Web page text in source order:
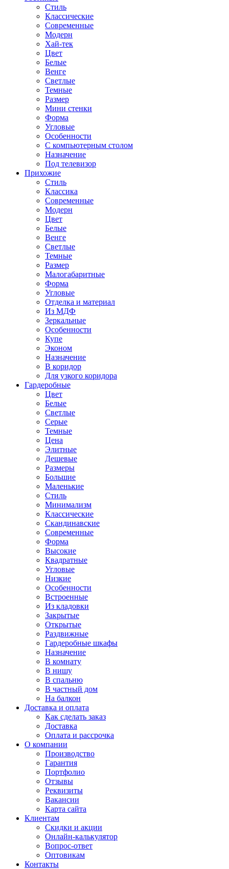
Стиль
Классические
Современные
Модерн
Хай-тек
Цвет
Белые
Венге
Светлые
Темные
Размер
Мини стенки
Форма
Угловые
Особенности
С компьютерным столом
Назначение
Под телевизор
Прихожие
Стиль
Классика
Современные
Модерн
Цвет
Белые
Венге
Светлые
Темные
Размер
Малогабаритные
Форма
Угловые
Отделка и материал
Из МДФ
Зеркальные
Особенности
Купе
Эконом
Назначение
В коридор
Для узкого коридора
Гардеробные
Цвет
Белые
Светлые
Серые
Темные
Цена
Элитные
Дешевые
Размеры
Большие
Маленькие
Стиль
Минимализм
Классические
Скандинавские
Современные
Форма
Высокие
Квадратные
Угловые
Низкие
Особенности
Встроенные
Из кладовки
Закрытые
Открытые
Раздвижные
Гардеробные шкафы
Назначение
В комнату
В нишу
В спальню
В частный дом
На балкон
Доставка и оплата
Как сделать заказ
Доставка
Оплата и рассрочка
О компании
Производство
Гарантия
Портфолио
Отзывы
Реквизиты
Вакансии
Карта сайта
Клиентам
Скидки и акции
Онлайн-калькулятор
Вопрос-ответ
Оптовикам
Контакты